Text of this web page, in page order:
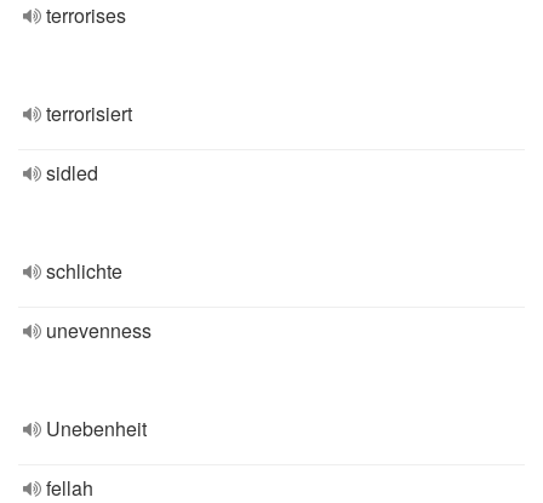
terrorises
terrorisiert
sidled
schlichte
unevenness
Unebenheit
fellah